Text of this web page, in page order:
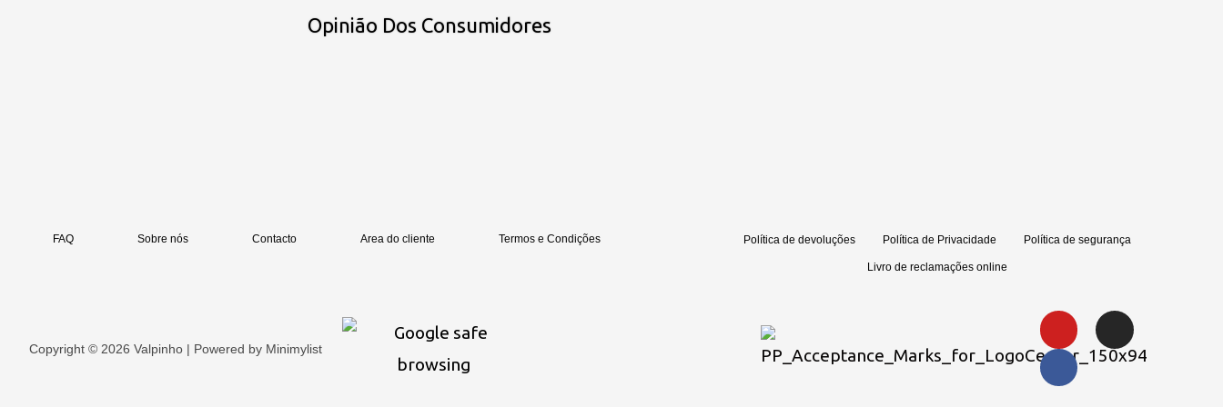
Opinião Dos Consumidores
FAQ Sobre nós Contacto Area do cliente Termos e Condições Política de devoluções Política de Privacidade Política de segurança
Livro de reclamações online
Copyright © 2026 Valpinho | Powered by Minimylist